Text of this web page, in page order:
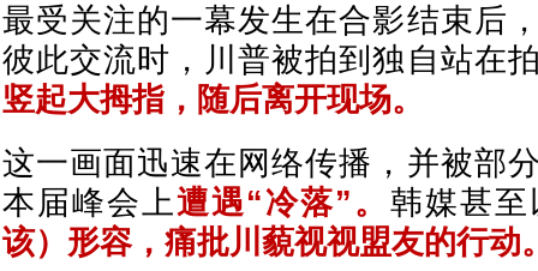
最受关注的一幕发生在合影结束后
彼此交流时，川普被拍到独自站在
竖起大拇指，随后离开现场。
这一画面迅速在网络传播，并被部
本届峰会上遭遇“冷落”。 韩媒甚至
该）形容，痛批川藐视视盟友的行动